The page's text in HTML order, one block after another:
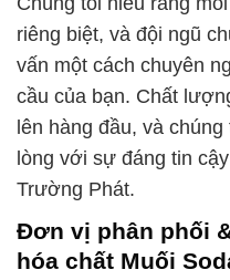
riêng biệt, và đội ngũ
vấn một cách chuyên
cầu của bạn. Chất
lên hàng đầu, và
lòng với sự đáng tin
Trường Phát.
Đơn vị phân phối
hóa chất Muối